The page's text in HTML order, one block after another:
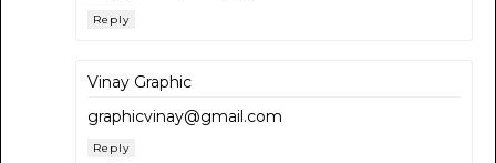
Reply
Vinay Graphic
graphicvinay@gmail.com
Reply